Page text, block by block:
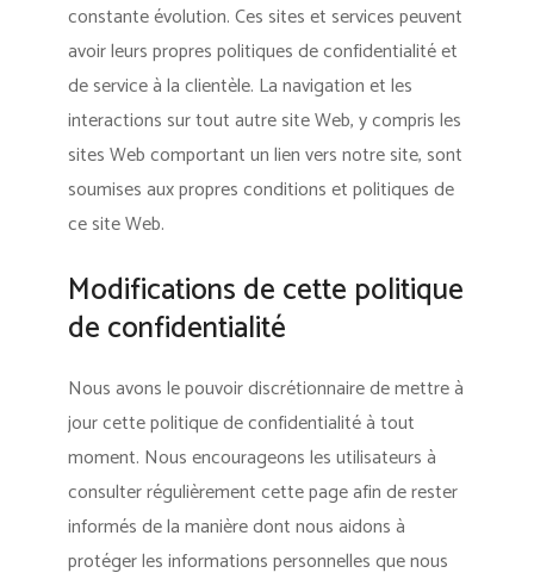
constante évolution. Ces sites et services peuvent
avoir leurs propres politiques de confidentialité et
de service à la clientèle. La navigation et les
interactions sur tout autre site Web, y compris les
sites Web comportant un lien vers notre site, sont
soumises aux propres conditions et politiques de
ce site Web.
Modifications de cette politique
de confidentialité
Nous avons le pouvoir discrétionnaire de mettre à
jour cette politique de confidentialité à tout
moment. Nous encourageons les utilisateurs à
consulter régulièrement cette page afin de rester
informés de la manière dont nous aidons à
protéger les informations personnelles que nous